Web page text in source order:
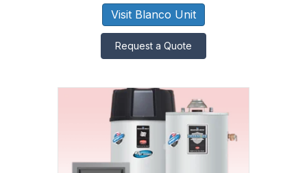
Visit Blanco Unit
Request a Quote